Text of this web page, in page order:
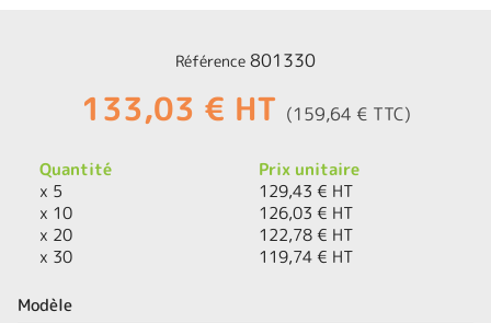
Référence 801330
133,03 € HT (159,64 € TTC)
Quantité
Prix unitaire
x 5
129,43 € HT
x 10
126,03 € HT
x 20
122,78 € HT
x 30
119,74 € HT
Modèle